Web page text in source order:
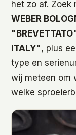
het zo af. Zoek
WEBER
ITALY", plus
type en
wij meteen om
welke